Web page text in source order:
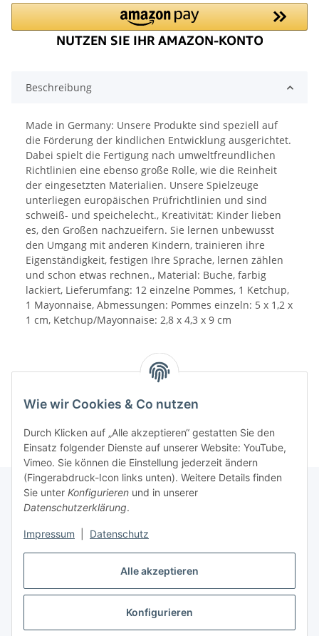
Alle akzeptieren
Konfigurieren
Wie wir Cookies & Co nutzen
Durch Klicken auf „Alle akzeptieren“ gestatten Sie den
Einsatz folgender Dienste auf unserer Website: YouTube,
Vimeo. Sie können die Einstellung jederzeit ändern
(Fingerabdruck-Icon links unten). Weitere Details finden
Sie unter Konfigurieren und in unserer
Datenschutzerklärung.
Impressum Datenschutz
Beschreibung
Made in Germany: Unsere Produkte sind speziell auf
die Förderung der kindlichen Entwicklung ausgerichtet.
Dabei spielt die Fertigung nach umweltfreundlichen
Richtlinien eine ebenso große Rolle, wie die Reinheit
der eingesetzten Materialien. Unsere Spielzeuge
unterliegen europäischen Prüfrichtlinien und sind
schweiß- und speichelecht., Kreativität: Kinder lieben
es, den Großen nachzueifern. Sie lernen unbewusst
den Umgang mit anderen Kindern, trainieren ihre
Eigenständigkeit, festigen Ihre Sprache, lernen zählen
und schon etwas rechnen., Material: Buche, farbig
lackiert, Lieferumfang: 12 einzelne Pommes, 1 Ketchup,
1 Mayonnaise, Abmessungen: Pommes einzeln: 5 x 1,2 x
1 cm, Ketchup/Mayonnaise: 2,8 x 4,3 x 9 cm
Gesetzliche Informationen
Vertrag widerrufen